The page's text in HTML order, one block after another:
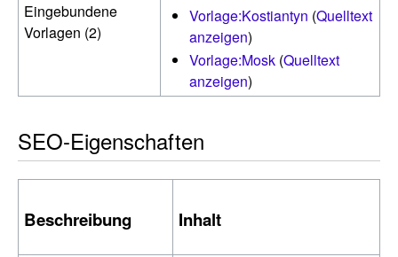
Eingebundene
Vorlagen (2)
Vorlage:Kostiantyn (Quelltext
anzeigen)
Vorlage:Mosk(Quelltext
anzeigen)
SEO-Eigenschaften
Beschreibung Inhalt